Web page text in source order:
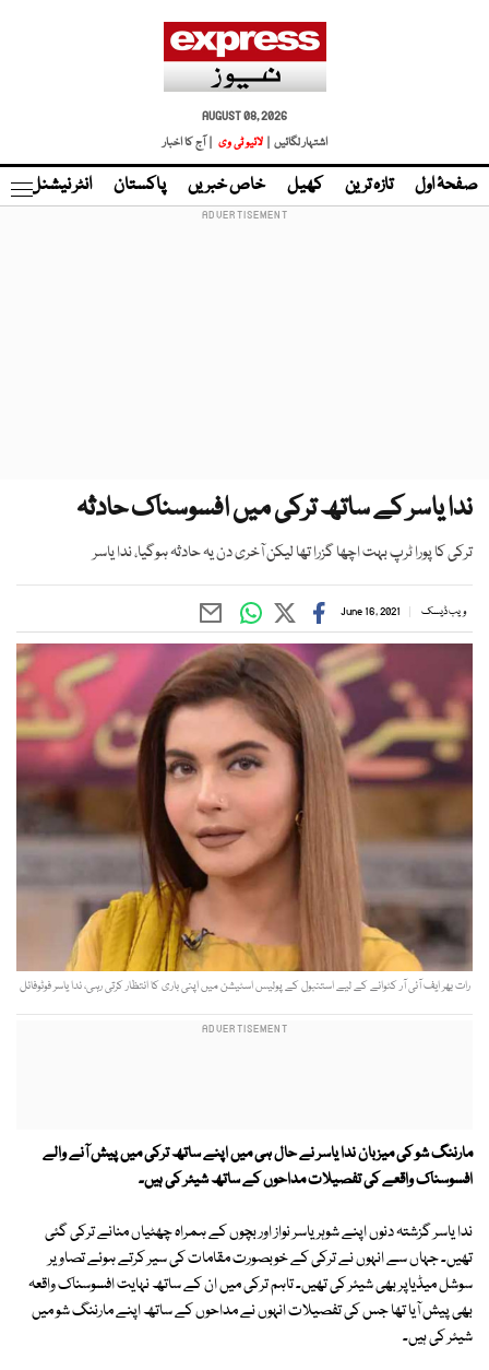
AUGUST 08, 2026
اشتہار لگائیں |
لائیو ٹی وی | آج کا اخبار
صفحۂ اول تازہ ترین کھیل خاص خبریں پاکستان انٹر نیشنل
ندا یاسر کے ساتھ ترکی میں افسوسناک حادثہ
ترکی کا پورا ٹرپ بہت اچھا گزرا تھا لیکن آخری دن یہ حادثہ ہوگیا، ندا یاسر
ویب ڈیسک June 16, 2021
رات بھر ایف آئی آر کٹوانے کے لیے استنبول کے پولیس اسٹیشن میں اپنی باری کا انتظار کرتی رہی، ندا یاسر فوٹوفائل
مارننگ شو کی میزبان ندا یاسر نے حال ہی میں اپنے ساتھ ترکی میں پیش آنے والے
افسوسناک واقعے کی تفصیلات مداحوں کے ساتھ شیئر کی ہیں۔
ندا یاسر گزشتہ دنوں اپنے شوہر یاسر نواز اور بچوں کے ہمراہ چھٹیاں منانے ترکی گئی
تھیں۔ جہاں سے انہوں نے ترکی کے خوبصورت مقامات کی سیر کرتے ہوئے تصاویر
سوشل میڈیاپر بھی شیئر کی تھیں۔ تاہم ترکی میں ان کے ساتھ نہایت افسوسناک واقعہ
بھی پیش آیا تھا جس کی تفصیلات انہوں نے مداحوں کے ساتھ اپنے مارننگ شو میں
شیئر کی ہیں۔